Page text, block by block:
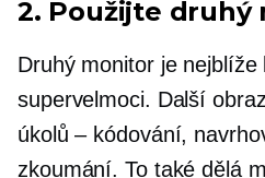
2. Použijte druhý
Druhý monitor je
supervelmoci. Další
úkolů – kódování,
zkoumání. To také dělá